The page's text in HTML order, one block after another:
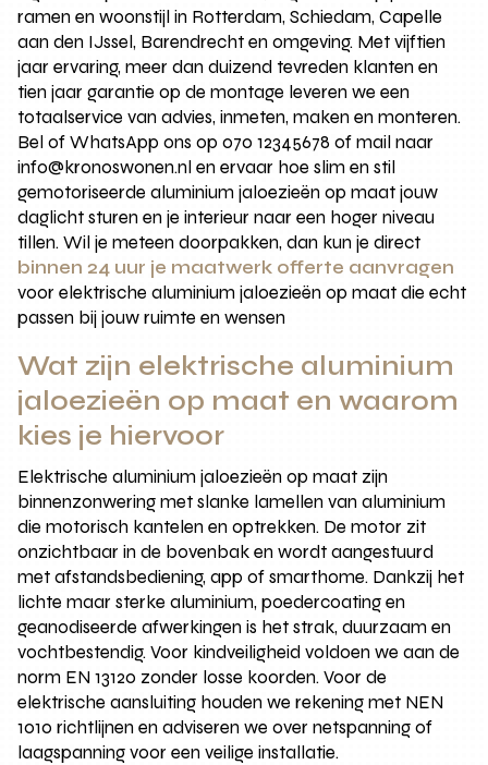
ramen en woonstijl in Rotterdam, Schiedam, Capelle
aan den IJssel, Barendrecht en omgeving. Met vijftien
jaar ervaring, meer dan duizend tevreden klanten en
tien jaar garantie op de montage leveren we een
totaalservice van advies, inmeten, maken en monteren.
Bel of WhatsApp ons op 070 12345678 of mail naar
info@kronoswonen.nl en ervaar hoe slim en stil
gemotoriseerde aluminium jaloezieën op maat jouw
daglicht sturen en je interieur naar een hoger niveau
tillen. Wil je meteen doorpakken, dan kun je direct
binnen 24 uur je maatwerk offerte aanvragen
voor elektrische aluminium jaloezieën op maat die echt
passen bij jouw ruimte en wensen
Wat zijn elektrische aluminium
jaloezieën op maat en waarom
kies je hiervoor
Elektrische aluminium jaloezieën op maat zijn
binnenzonwering met slanke lamellen van aluminium
die motorisch kantelen en optrekken. De motor zit
onzichtbaar in de bovenbak en wordt aangestuurd
met afstandsbediening, app of smarthome. Dankzij het
lichte maar sterke aluminium, poedercoating en
geanodiseerde afwerkingen is het strak, duurzaam en
vochtbestendig. Voor kindveiligheid voldoen we aan de
norm EN 13120 zonder losse koorden. Voor de
elektrische aansluiting houden we rekening met NEN
1010 richtlijnen en adviseren we over netspanning of
laagspanning voor een veilige installatie.